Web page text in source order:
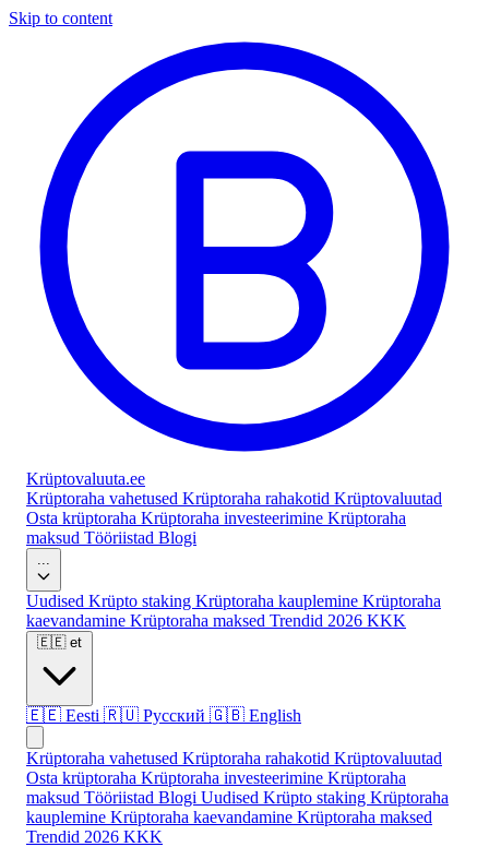
Skip to content
Krüptovaluuta.ee
Krüptoraha vahetused Krüptoraha rahakotid Krüptovaluutad
Osta krüptoraha Krüptoraha investeerimine Krüptoraha
maksud Tööriistad Blogi
Uudised Krüpto staking Krüptoraha kauplemine Krüptoraha
kaevandamine Krüptoraha maksed Trendid 2026 KKK
🇪🇪 et
🇪🇪 Eesti 🇷🇺 Русский 🇬🇧 English
Krüptoraha vahetused Krüptoraha rahakotid Krüptovaluutad
Osta krüptoraha Krüptoraha investeerimine Krüptoraha
maksud Tööriistad Blogi Uudised Krüpto staking Krüptoraha
kauplemine Krüptoraha kaevandamine Krüptoraha maksed
Trendid 2026 KKK